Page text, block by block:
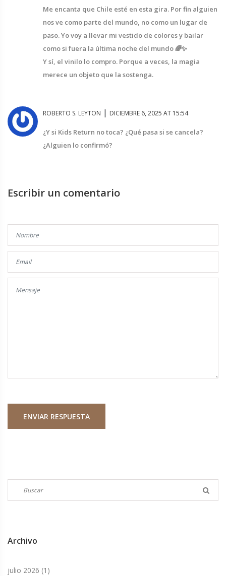
Me encanta que Chile esté en esta gira. Por fin alguien
nos ve como parte del mundo, no como un lugar de
paso. Yo voy a llevar mi vestido de colores y bailar
como si fuera la última noche del mundo 🌈✨
Y sí, el vinilo lo compro. Porque a veces, la magia
merece un objeto que la sostenga.
ROBERTO S. LEYTON | DICIEMBRE 6, 2025 AT 15:54
¿Y si Kids Return no toca? ¿Qué pasa si se cancela?
¿Alguien lo confirmó?
Escribir un comentario
ENVIAR RESPUESTA
Archivo
julio 2026 (1)